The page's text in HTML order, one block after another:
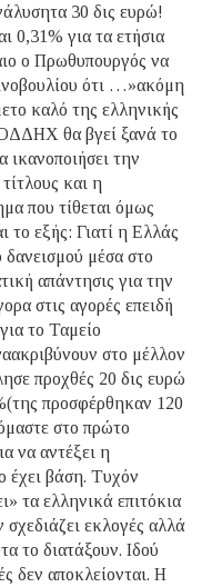
30 δις ευρώ!
0,31% για τα ετήσια
ο Πρωθυπουργός να
ότι …»ακόμη
καλό της ελληνικής
ΟΔΔΗΧ θα βγεί ξανά το
ικανοποιήσει την
και η
που τίθεται όμως
το εξής: Γιατί η Ελλάς
δανεισμού μέσα στο
απάντησις για την
στις αγορές επειδή
το Ταμείο
στο μέλλον
προχθές 20 δις ευρώ
προσφέρθηκαν 120
στο πρώτο
να αντέξει η
έχει βάση. Τυχόν
τα ελληνικά επιτόκια
εκλογές αλλά
το διατάξουν. Ιδού
δεν αποκλείονται. Η